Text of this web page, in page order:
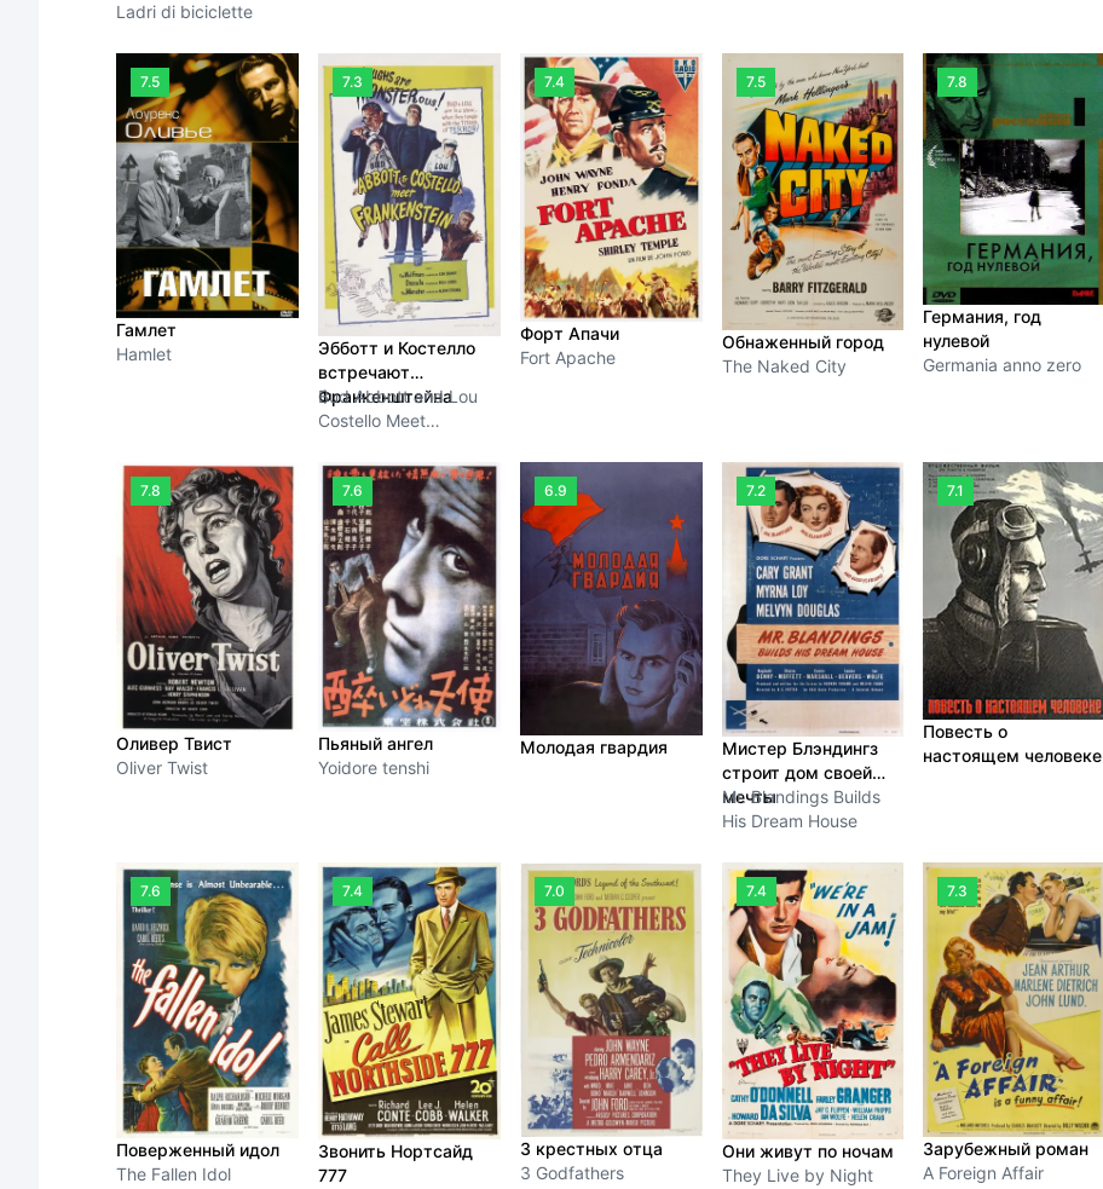
Ladri di biciclette
7.5
Гамлет
Hamlet
7.3
Эбботт и Костелло
встречают
Франкенштейна
Bud Abbott and Lou
Costello Meet
7.4
Форт Апачи
Fort Apache
7.5
Обнаженный город
The Naked City
7.8
Германия, год
нулевой
Germania anno zero
7.8
Оливер Твист
Oliver Twist
7.6
Пьяный ангел
Yoidore tenshi
6.9
Молодая гвардия
7.2
Мистер Блэндингз
строит дом своей
мечты
Mr. Blandings Builds
His Dream House
7.1
Повесть о
настоящем человеке
7.6
Поверженный идол
The Fallen Idol
7.4
Звонить Нортсайд
777
7.0
3 крестных отца
3 Godfathers
7.4
Они живут по ночам
They Live by Night
7.3
Зарубежный роман
A Foreign Affair